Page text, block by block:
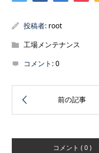
投稿者: root
工場メンテナンス
コメント:0
コメント ( 0 )